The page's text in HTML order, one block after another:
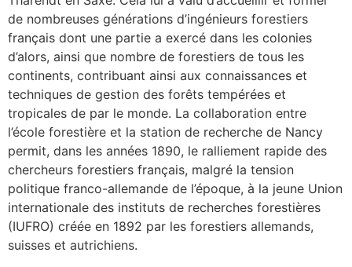
de nombreuses générations d’ingénieurs forestiers
français dont une partie a exercé dans les colonies
d’alors, ainsi que nombre de forestiers de tous les
continents, contribuant ainsi aux connaissances et
techniques de gestion des forêts tempérées et
tropicales de par le monde. La collaboration entre
l’école forestière et la station de recherche de Nancy
permit, dans les années 1890, le ralliement rapide des
chercheurs forestiers français, malgré la tension
politique franco-allemande de l’époque, à la jeune Union
internationale des instituts de recherches forestières
(IUFRO) créée en 1892 par les forestiers allemands,
suisses et autrichiens.